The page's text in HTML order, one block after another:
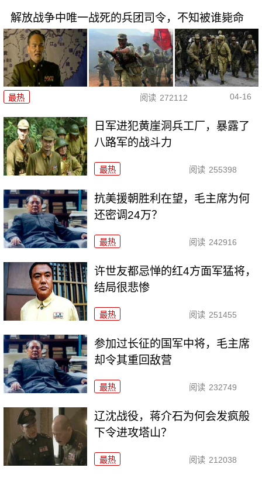
解放战争中唯一战死的兵团司令，不知被谁毙命
最热 阅读 272112 04-16
日军进犯黄崖洞兵工厂，暴露了
八路军的战斗力
最热 阅读 255398
抗美援朝胜利在望，毛主席为何
还密调24万？
最热 阅读 242916
许世友都忌惮的红4方面军猛将，
结局很悲惨
最热 阅读 251455
参加过长征的国军中将，毛主席
却令其重回敌营
最热 阅读 232749
辽沈战役，蒋介石为何会发疯般
下令进攻塔山？
最热 阅读 212038